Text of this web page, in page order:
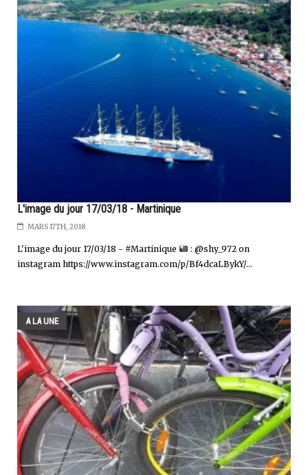
L'image du jour 17/03/18 - Martinique
MARS 17TH, 2018
L'image du jour 17/03/18 - #Martinique
: @shy_972 on
instagram https://www.instagram.com/p/Bf4dcaLBykY/...
A LA UNE